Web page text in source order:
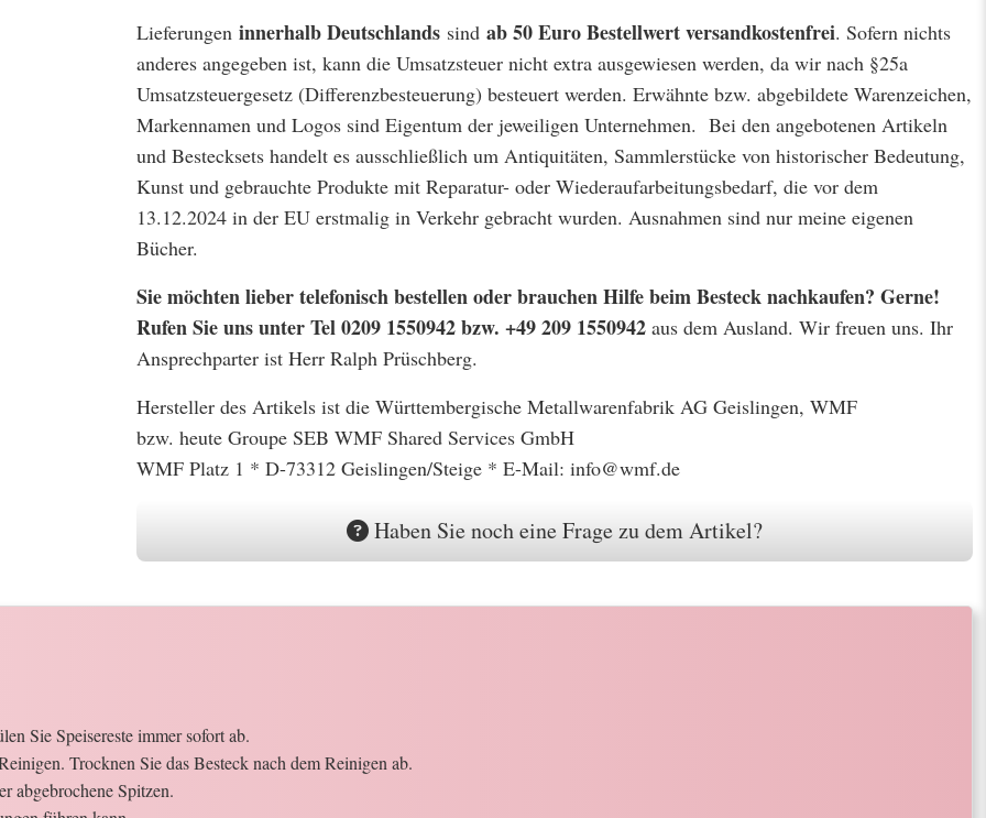
Lieferungen innerhalb Deutschlands sind ab 50 Euro Bestellwertversandkostenfrei. Sofern nichts
anderes angegeben ist, kann die Umsatzsteuer nicht extra ausgewiesen werden, da wir nach §25a
Umsatzsteuergesetz (Differenzbesteuerung) besteuert werden. Erwähnte bzw. abgebildete Warenzeichen,
Markennamen und Logos sind Eigentum der jeweiligen Unternehmen. Bei den angebotenen Artikeln
und Bestecksets handelt es ausschließlich um Antiquitäten, Sammlerstücke von historischer Bedeutung,
Kunst und gebrauchte Produkte mit Reparatur- oder Wiederaufarbeitungsbedarf, die vor dem
13.12.2024 in der EU erstmalig in Verkehr gebracht wurden. Ausnahmen sind nur meine eigenen
Bücher.
Sie möchten lieber telefonisch bestellen oder brauchen Hilfe beim Besteck nachkaufen? Gerne!
Rufen Sie uns unter Tel 0209 1550942 bzw. +49 209 1550942 aus dem Ausland. Wir freuen uns. Ihr
Ansprechparter ist Herr Ralph Prüschberg.
Hersteller des Artikels ist die Württembergische Metallwarenfabrik AG Geislingen, WMF
bzw. heute Groupe SEB WMF Shared Services GmbH
WMF Platz 1 * D-73312 Geislingen/Steige * E-Mail: info@wmf.de
Haben Sie noch eine Frage zu dem Artikel?
Sie Speisereste immer sofort ab.
Trocknen Sie das Besteck nach dem Reinigen ab.
abgebrochene Spitzen.